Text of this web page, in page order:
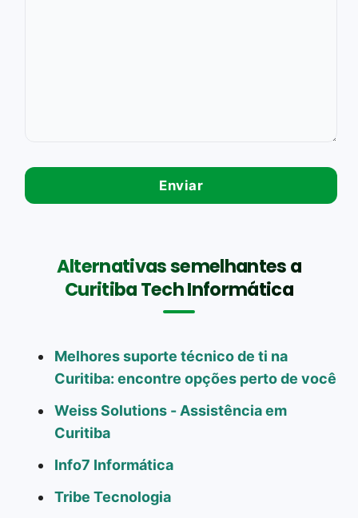
Alternativas semelhantes a
Curitiba Tech Informática
Melhores suporte técnico de ti na
Curitiba: encontre opções perto de você
Weiss Solutions - Assistência em
Curitiba
Info7 Informática
Tribe Tecnologia